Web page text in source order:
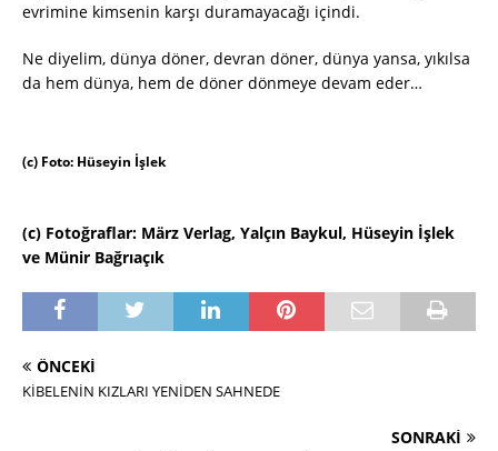
evrimine kimsenin karşı duramayacağı içindi.
Ne diyelim, dünya döner, devran döner, dünya yansa, yıkılsa
da hem dünya, hem de döner dönmeye devam eder…
(c) Foto: Hüseyin İşlek
(c) Fotoğraflar: März Verlag, Yalçın Baykul, Hüseyin İşlek
ve Münir Bağrıaçık
ÖNCEKI
KİBELENİN KIZLARI YENİDEN SAHNEDE
SONRAKI